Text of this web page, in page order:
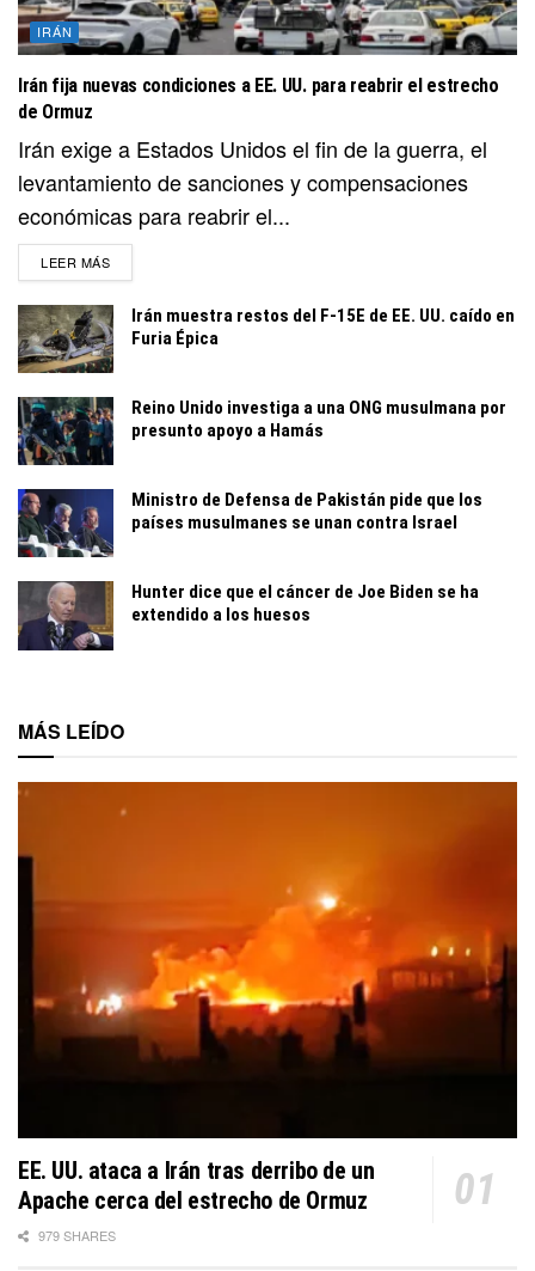
IRÁN
Irán fija nuevas condiciones a EE. UU. para reabrir el estrecho
de Ormuz
Irán exige a Estados Unidos el fin de la guerra, el
levantamiento de sanciones y compensaciones
económicas para reabrir el...
LEER MÁSDETAILS
Irán muestra restos del F-15E de EE. UU. caído en
Furia Épica
Reino Unido investiga a una ONG musulmana por
presunto apoyo a Hamás
Ministro de Defensa de Pakistán pide que los
países musulmanes se unan contra Israel
Hunter dice que el cáncer de Joe Biden se ha
extendido a los huesos
MÁS LEÍDO
EE. UU. ataca a Irán tras derribo de un
Apache cerca del estrecho de Ormuz
979 SHARES